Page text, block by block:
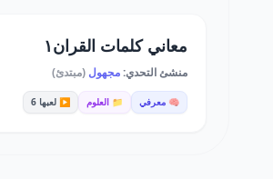
معاني كلمات القران١
منشئ التحدي:مجهول (مبتدئ)
🧠 معرفي 📁 العلوم ▶️ لعبها 6